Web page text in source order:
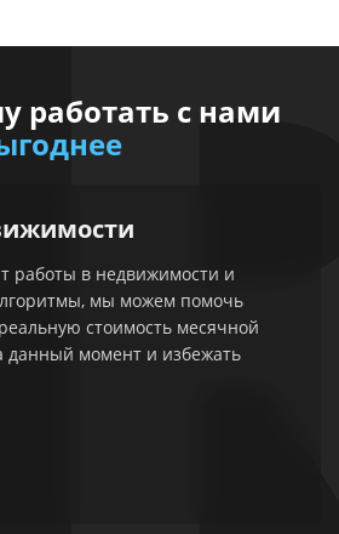
работать с нами
работы в недвижимости и
мы можем помочь
стоимость месячной
данный момент и избежать